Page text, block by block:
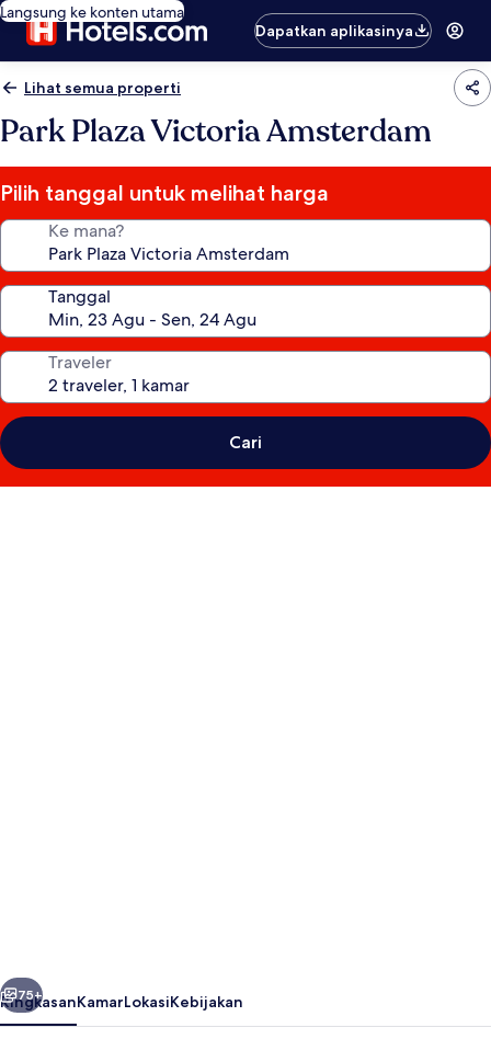
Langsung ke konten utama
Dapatkan aplikasinya
Lihat semua properti
Park Plaza Victoria Amsterdam
Pilih tanggal untuk melihat harga
Ke mana?
Tanggal
Traveler
Cari
Berikutnya
75+
RingkasanKamarLokasiKebijakan